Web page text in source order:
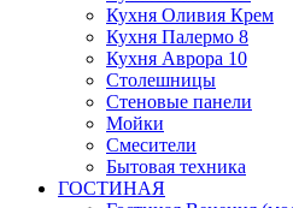
Кухня Оливия Крем
Кухня Палермо 8
Кухня Аврора 10
Столешницы
Стеновые панели
Мойки
Смесители
Бытовая техника
ГОСТИНАЯ